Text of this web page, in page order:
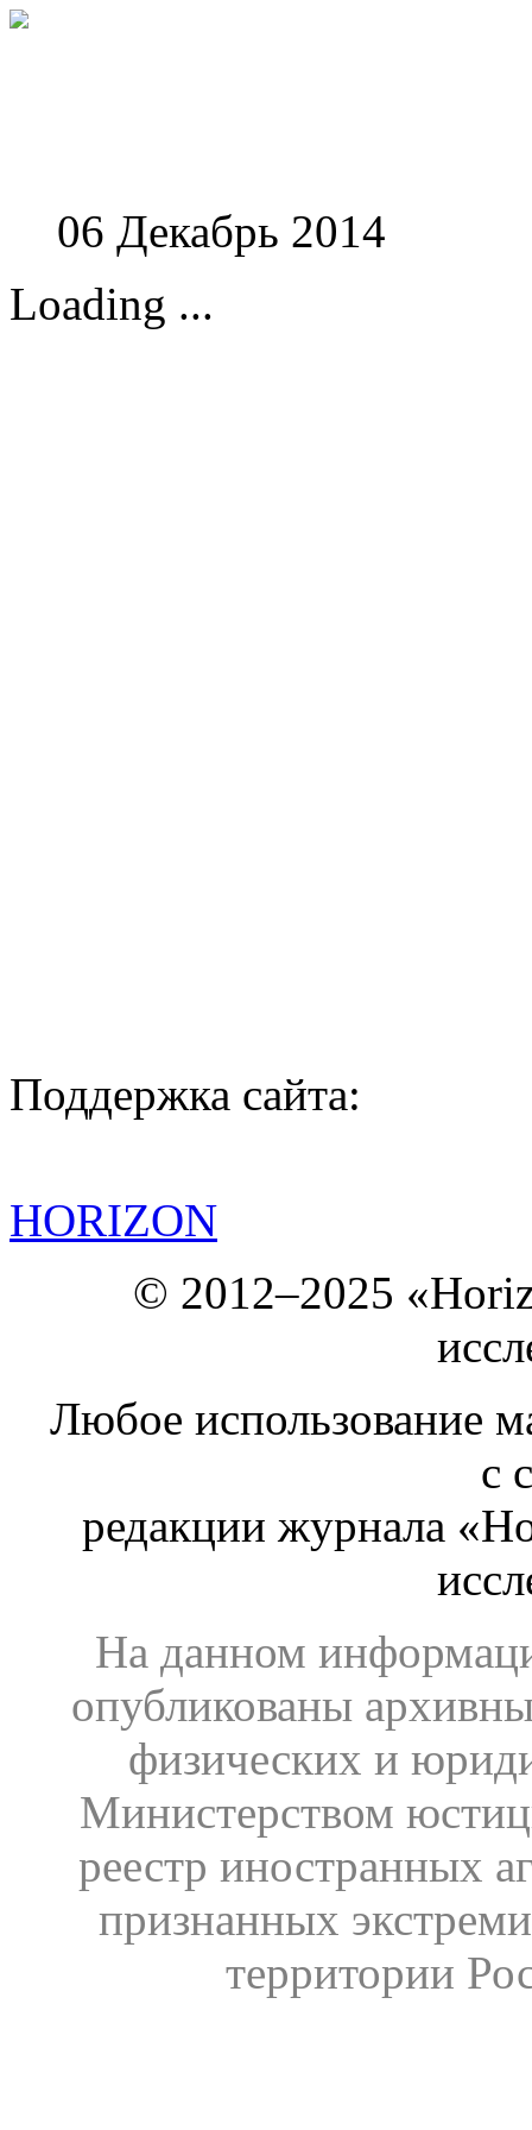
06 Декабрь 2014
Loading ...
Поддержка сайта:
HORIZON
© 2012–2025
Любое использование
с
редакции журнала
На данном
опубликованы
физических и
Министерством
реестр иностранных
признанных
территории